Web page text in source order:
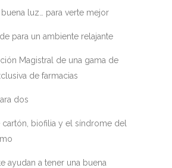
luz… para verte mejor
para un ambiente relajante
Magistral de una gama de
de farmacias
dos
cartón, biofilia y el síndrome del
ayudan a tener una buena